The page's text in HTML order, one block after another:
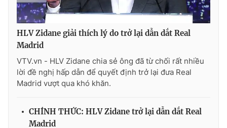
HLV Zidane giải thích lý do trở lại dẫn dắt Real
Madrid
VTV.vn - HLV Zidane chia sẻ ông đã từ chối rất nhiều
lời đề nghị hấp dẫn để quyết định trở lại đưa Real
Madrid vượt qua khó khăn.
CHÍNH THỨC: HLV Zidane trở lại dẫn dắt Real
Madrid